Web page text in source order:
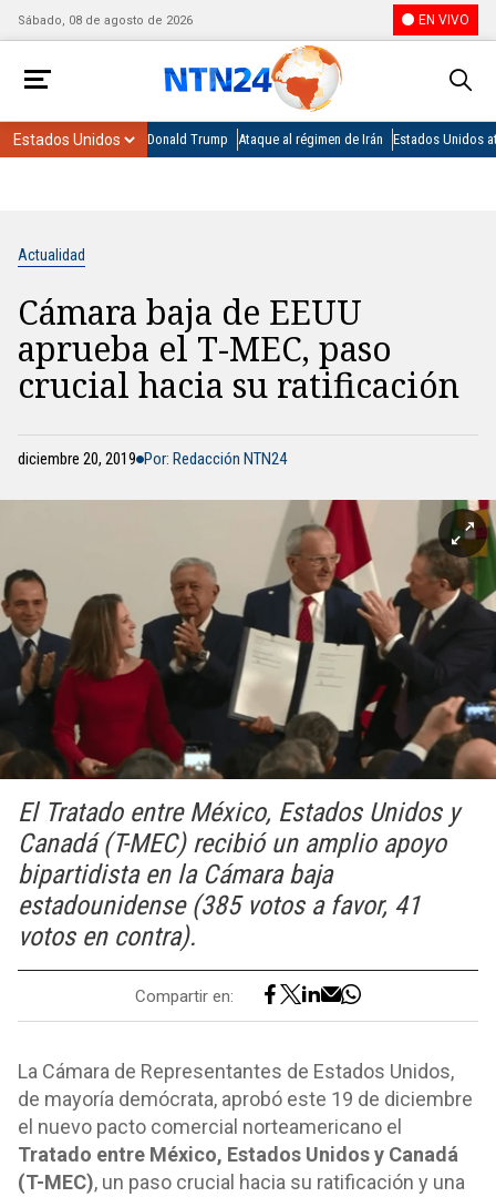
Sábado, 08 de agosto de 2026 EN VIVO
Donald Trump Ataque al régimen de Irán Estados Unidos
Actualidad
Cámara baja de EEUU
aprueba el T-MEC, paso
crucial hacia su ratificación
diciembre 20, 2019 Por: Redacción NTN24
El Tratado entre México, Estados Unidos y
Canadá (T-MEC) recibió un amplio apoyo
bipartidista en la Cámara baja
estadounidense (385 votos a favor, 41
votos en contra).
Compartir en:
La Cámara de Representantes de Estados Unidos,
de mayoría demócrata, aprobó este 19 de diciembre
el nuevo pacto comercial norteamericano el
Tratado entre México, Estados Unidos y Canadá
(T-MEC), un paso crucial hacia su ratificación y una